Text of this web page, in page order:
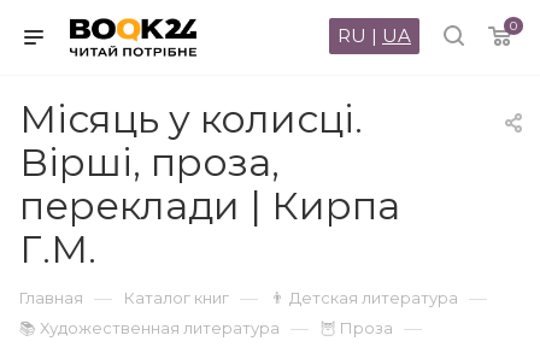
0
RU | UA
Місяць у колисці.
Вірші, проза,
переклади | Кирпа
Г.М.
Главная — Каталог книг — 👨 Детская литература —
📚 Художественная литература — 🦉 Проза —